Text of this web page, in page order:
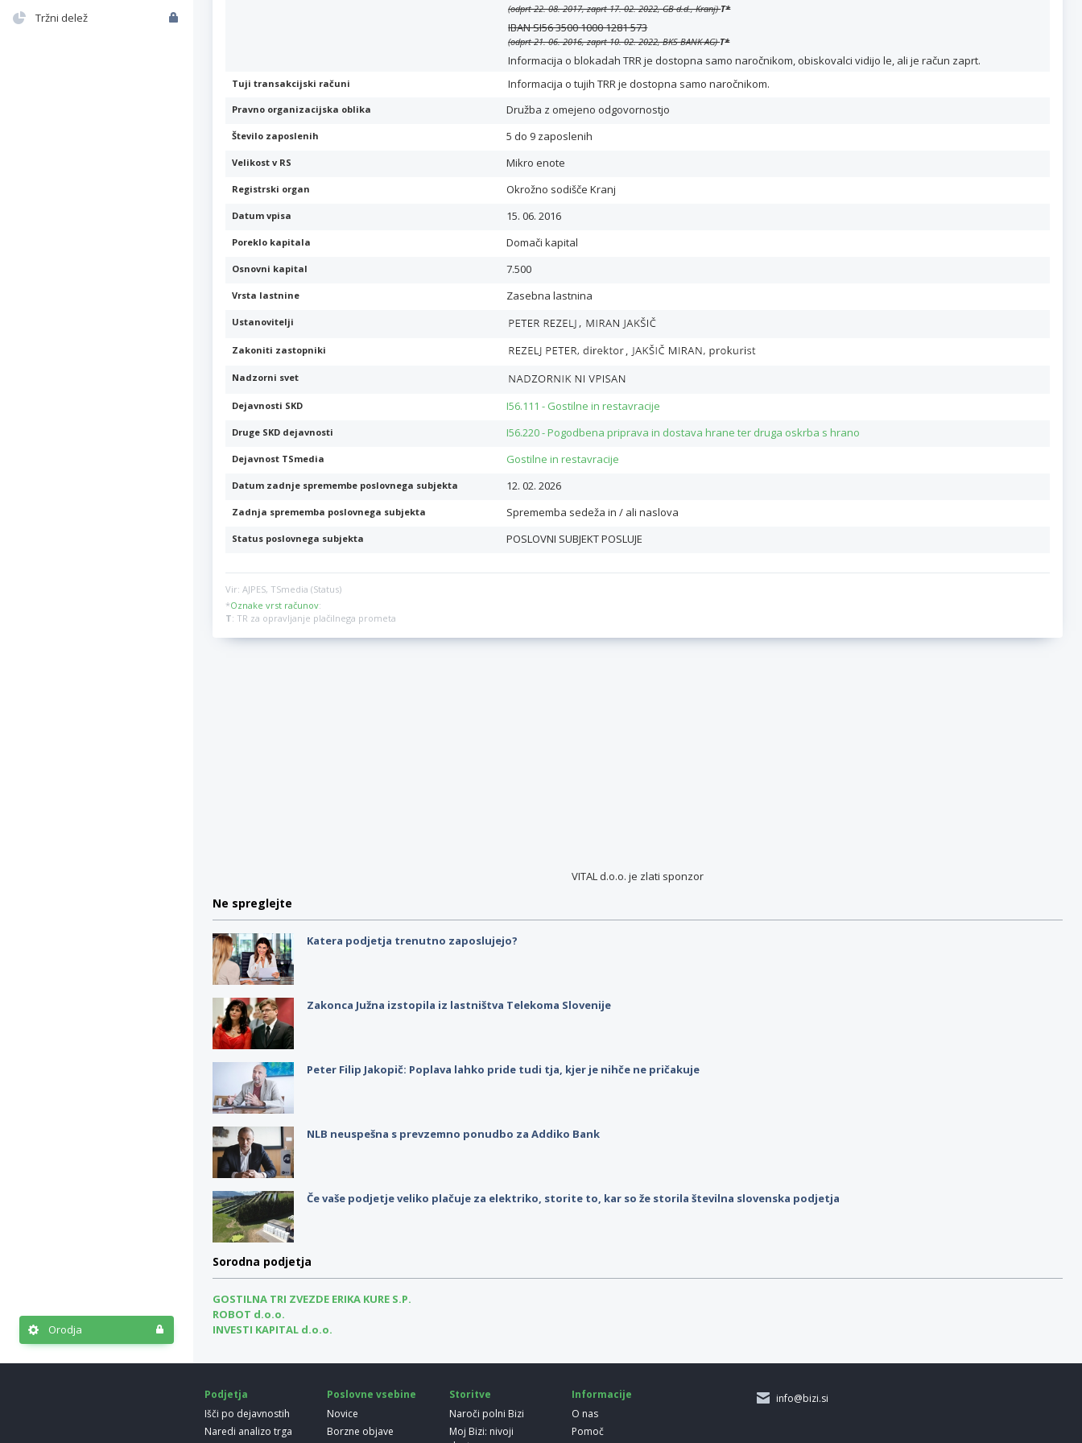
Tržni delež
Orodja
(odprt 22. 08. 2017, zaprt 17. 02. 2022, GB d.d., Kranj)T*
IBAN SI56 3500 1000 1281 573
(odprt 21. 06. 2016, zaprt 10. 02. 2022, BKS BANK AG)T*
Informacija o blokadah TRR je dostopna samo naročnikom, obiskovalci vidijo le, ali je račun zaprt.
Tuji transakcijski računi Informacija o tujih TRR je dostopna samo naročnikom.
Pravno organizacijska oblika Družba z omejeno odgovornostjo
Število zaposlenih 5 do 9 zaposlenih
Velikost v RS Mikro enote
Registrski organ Okrožno sodišče Kranj
Datum vpisa 15. 06. 2016
Poreklo kapitala Domači kapital
Osnovni kapital 7.500
Vrsta lastnine Zasebna lastnina
Ustanovitelji ,
Zakoniti zastopniki
Nadzorni svet
Dejavnosti SKD I56.111 - Gostilne in restavracije
Druge SKD dejavnosti I56.220 - Pogodbena priprava in dostava hrane ter druga oskrba s hrano
Dejavnost TSmedia Gostilne in restavracije
Datum zadnje spremembe poslovnega subjekta 12. 02. 2026
Zadnja sprememba poslovnega subjekta Sprememba sedeža in / ali naslova
Status poslovnega subjekta POSLOVNI SUBJEKT POSLUJE
Vir: AJPES, TSmedia (Status)
*Oznake vrst računov:
T: TR za opravljanje plačilnega prometa
VITAL d.o.o. je zlati sponzor
Ne spreglejte
Katera podjetja trenutno zaposlujejo?
Zakonca Južna izstopila iz lastništva Telekoma Slovenije
Peter Filip Jakopič: Poplava lahko pride tudi tja, kjer je nihče ne pričakuje
NLB neuspešna s prevzemno ponudbo za Addiko Bank
Če vaše podjetje veliko plačuje za elektriko, storite to, kar so že storila številna slovenska podjetja
Sorodna podjetja
GOSTILNA TRI ZVEZDE ERIKA KURE S.P.
ROBOT d.o.o.
INVESTI KAPITAL d.o.o.
Podjetja
Išči po dejavnostih
Naredi analizo trga
Poslovne vsebine
Novice
Borzne objave
Storitve
Naroči polni Bizi
Moj Bizi: nivoji
Informacije
O nas
Pomoč
info@bizi.si